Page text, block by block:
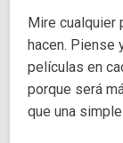
Mire cualquier
hacen. Piense
películas en
porque será
que una